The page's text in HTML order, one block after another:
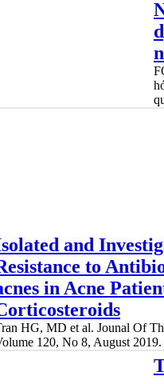
and
to
in Acne
HG, MD et al. Jounal Of
120, No 8, August